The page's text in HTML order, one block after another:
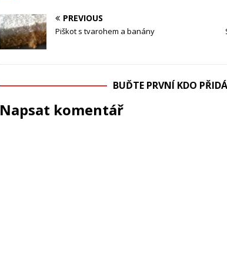
PREVIOUS
Piškot s tvarohem a banány
BUĎTE PRVNÍ KDO
Napsat komentář